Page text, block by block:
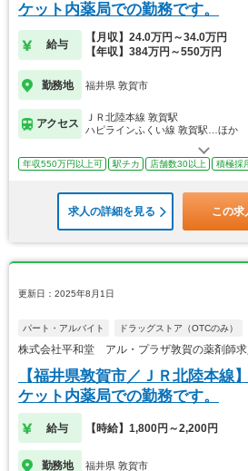
ケット内薬局での勤務です。
給与
【月収】24.0万円～34.0万円
【年収】384万円～550万円
勤務地 福井県 敦賀市
アクセス
ＪＲ北陸本線 敦賀駅
ハピラインふくい線 敦賀駅…ほか
年収550万円以上可 駅チカ 店舗数30以上 積極採
求人の詳細を見る この求
更新日：2025年8月1日
パート・アルバイト ドラッグストア（OTCのみ）
株式会社平和堂 アル・プラザ敦賀の薬剤師求
【福井県敦賀市／ＪＲ北陸本
ケット内薬局での勤務です。
給与 【時給】1,800円～2,200円
勤務地 福井県 敦賀市